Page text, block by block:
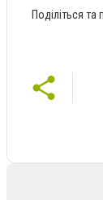
Поділіться